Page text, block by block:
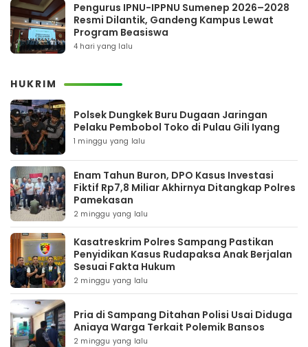
Pengurus IPNU-IPPNU Sumenep 2026–2028
Resmi Dilantik, Gandeng Kampus Lewat
Program Beasiswa
4 hari yang lalu
HUKRIM
Polsek Dungkek Buru Dugaan Jaringan
Pelaku Pembobol Toko di Pulau Gili Iyang
1 minggu yang lalu
Enam Tahun Buron, DPO Kasus Investasi
Fiktif Rp7,8 Miliar Akhirnya Ditangkap Polres
Pamekasan
2 minggu yang lalu
Kasatreskrim Polres Sampang Pastikan
Penyidikan Kasus Rudapaksa Anak Berjalan
Sesuai Fakta Hukum
2 minggu yang lalu
Pria di Sampang Ditahan Polisi Usai Diduga
Aniaya Warga Terkait Polemik Bansos
2 minggu yang lalu